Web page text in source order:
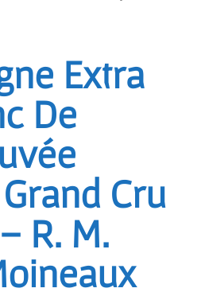
Extra
De
Cru
R. M.